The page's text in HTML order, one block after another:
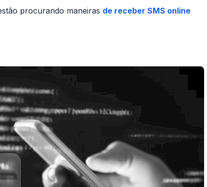
procurando maneiras de receber SMS online